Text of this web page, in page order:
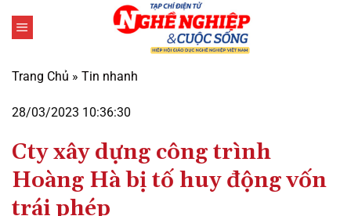
qua
dung
Trang Chủ » Tin nhanh
28/03/2023 10:36:30
Cty xây dựng công trình
Hoàng Hà bị tố huy động vốn
trái phép